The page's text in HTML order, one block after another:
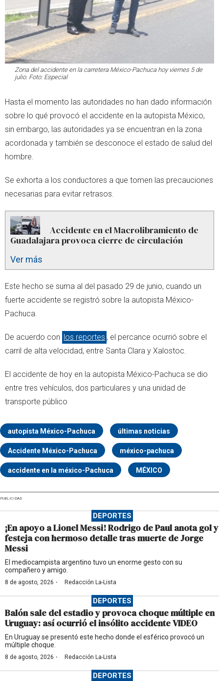
Zona del accidente en la carretera México-Pachuca hoy viernes 5 de
julio. Foto: Especial
Hasta el momento las autoridades no han dado información
sobre lo qué provocó el accidente en la autopista México,
sin embargo, las autoridades ya se encuentran en la zona
acordonada y también se desconoce el estado de salud del
hombre.
Se exhorta a los conductores a que tomen las precauciones
necesarias para evitar retrasos.
Accidente en el Macrolibramiento de
Guadalajara provoca cierre de circulación
Ver más
Este hecho se suma al del pasado 29 de junio, cuando un
fuerte accidente se registró sobre la autopista México-
Pachuca.
De acuerdo con los reportes , el percance ocurrió sobre el
carril de alta velocidad, entre Santa Clara y Xalostoc.
El accidente de hoy en la autopista México-Pachuca se dio
entre tres vehículos, dos particulares y una unidad de
transporte público
autopista México-Pachuca últimas noticias
Accidente México-Pachuca méxico-pachuca
accidente en la méxico-Pachuca MÉXICO
PUBLICIDAD
DEPORTES
¡En apoyo a Lionel Messi! Rodrigo de Paul anota gol y
festeja con hermoso detalle tras muerte de Jorge
Messi
El mediocampista argentino tuvo un enorme gesto con su
compañero y amigo.
8 de agosto, 2026 · Redacción La-Lista
DEPORTES
Balón sale del estadio y provoca choque múltiple en
Uruguay: así ocurrió el insólito accidente VIDEO
En Uruguay se presentó este hecho donde el esférico provocó un
múltiple choque.
8 de agosto, 2026 · Redacción La-Lista
DEPORTES